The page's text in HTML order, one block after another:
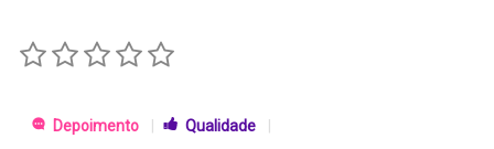
Depoimento | Qualidade |